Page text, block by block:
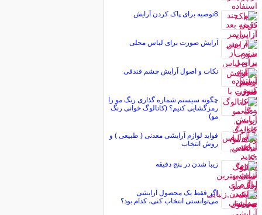
8توصیه برای پاک کردن آرایش
آرایش صورت برای لباس محلی
نکات و اصول آرایش چشم فندقی
چگونه سیستم شماره گذاری رنگ مو را
رمزگشایی کنیم؟ (کاتالوگ خوانی رنگ
مو)
فواید لوازم آرایشی معدنی ( طبیعی ) و
روش انتخاب
زيبا شدن در پنج دقيقه
اگر فقط یک محصول آرایشی
می‌توانستی انتخاب کنی، کدام بود؟